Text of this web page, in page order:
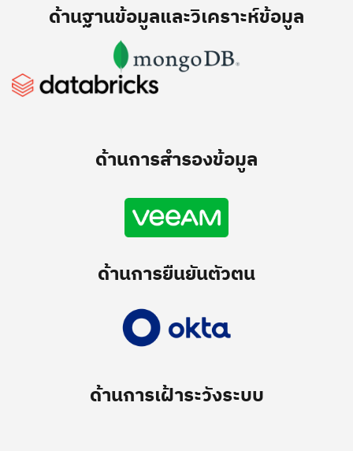
ด้านฐานข้อมูลและวิเคราะห์ข้อมูล
ด้านการสำรองข้อมูล
ด้านการยืนยันตัวตน
ด้านการเฝ้าระวังระบบ